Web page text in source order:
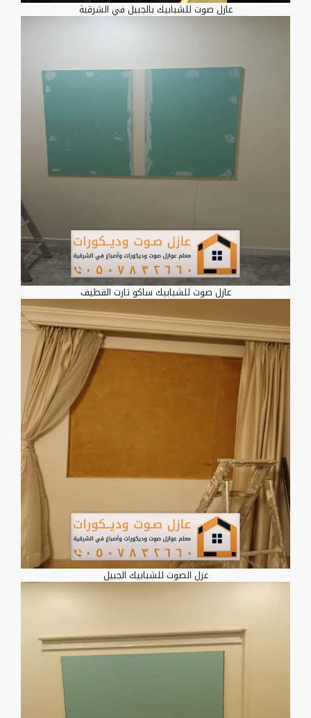
عازل صوت للشبابيك بالجبيل في الشرقية
عازل صوت للشبابيك ساكو تارت القطيف
عزل الصوت للشبابيك الجبيل